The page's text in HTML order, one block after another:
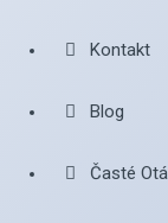
Kontakt
Blog
Časté